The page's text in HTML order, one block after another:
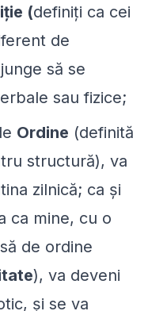
(definiți ca cei
de
să se
sau fizice;
Ordine (definită
structură), va
zilnică; ca și
ca mine, cu o
de ordine
), va deveni
și se va